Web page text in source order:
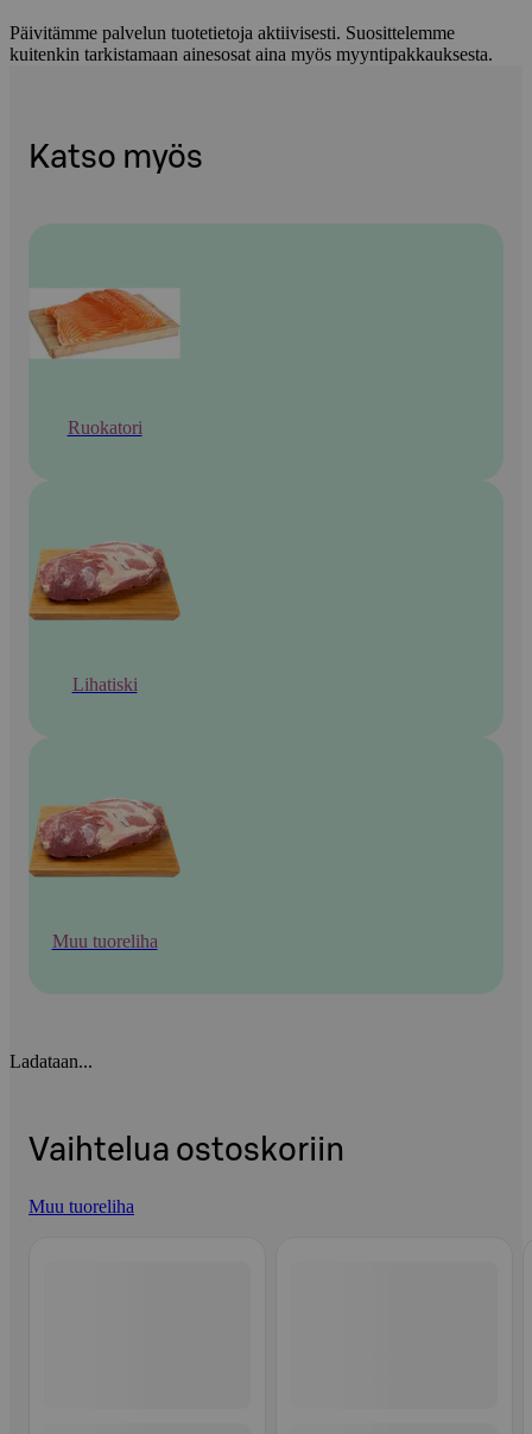
Päivitämme palvelun tuotetietoja aktiivisesti. Suosittelemme
kuitenkin tarkistamaan ainesosat aina myös myyntipakkauksesta.
Katso myös
Ruokatori
Lihatiski
Muu tuoreliha
Ladataan...
Vaihtelua ostoskoriin
Muu tuoreliha